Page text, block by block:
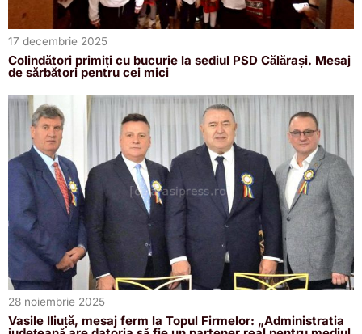
17 decembrie 2025
Colindători primiți cu bucurie la sediul PSD Călărași. Mesaj
de sărbători pentru cei mici
28 noiembrie 2025
Vasile Iliuță, mesaj ferm la Topul Firmelor: „Administratia